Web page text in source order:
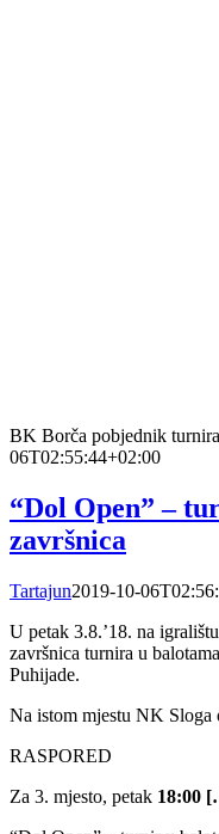
BK Borča pobjednik
06T02:55:44+02:00
“Dol Open” –
završnica
Tartajun2019-10-
U petak 3.8.’18. na
završnica turnira u
Puhijade.
Na istom mjestu NK Sloga
RASPORED
Za 3. mjesto, petak 18:00